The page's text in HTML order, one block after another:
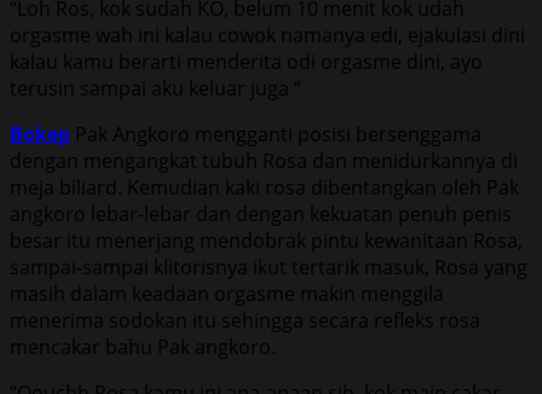
“Loh Ros, kok sudah KO, belum 10 menit kok udah
orgasme wah ini kalau cowok namanya edi, ejakulasi dini
kalau kamu berarti menderita odi orgasme dini, ayo
terusin sampai aku keluar juga “
Bokep Pak Angkoro mengganti posisi bersenggama
dengan mengangkat tubuh Rosa dan menidurkannya di
meja biliard. Kemudian kaki rosa dibentangkan oleh Pak
angkoro lebar-lebar dan dengan kekuatan penuh penis
besar itu menerjang mendobrak pintu kewanitaan Rosa,
sampai-sampai klitorisnya ikut tertarik masuk, Rosa yang
masih dalam keadaan orgasme makin menggila
menerima sodokan itu sehingga secara refleks rosa
mencakar bahu Pak angkoro.